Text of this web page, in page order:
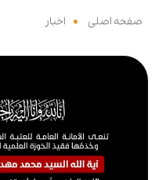
صفحه اصلی اخبار